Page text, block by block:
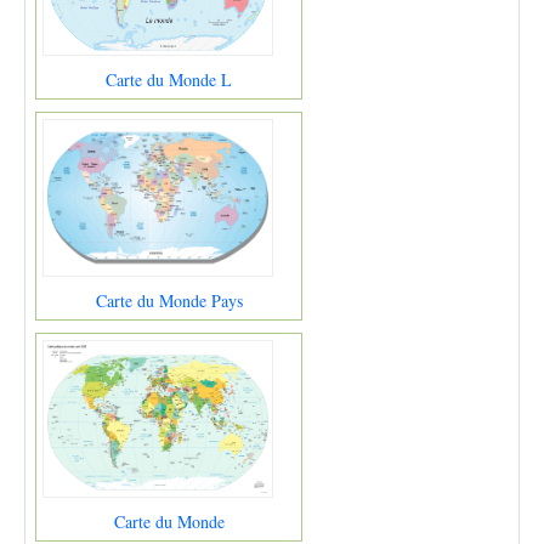
Carte du Monde L
Carte du Monde Pays
Carte du Monde